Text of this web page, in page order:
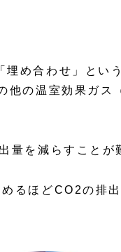
埋め合わせ」とい
の温室効果ガス
量を減らすことが
るほどCO2の排